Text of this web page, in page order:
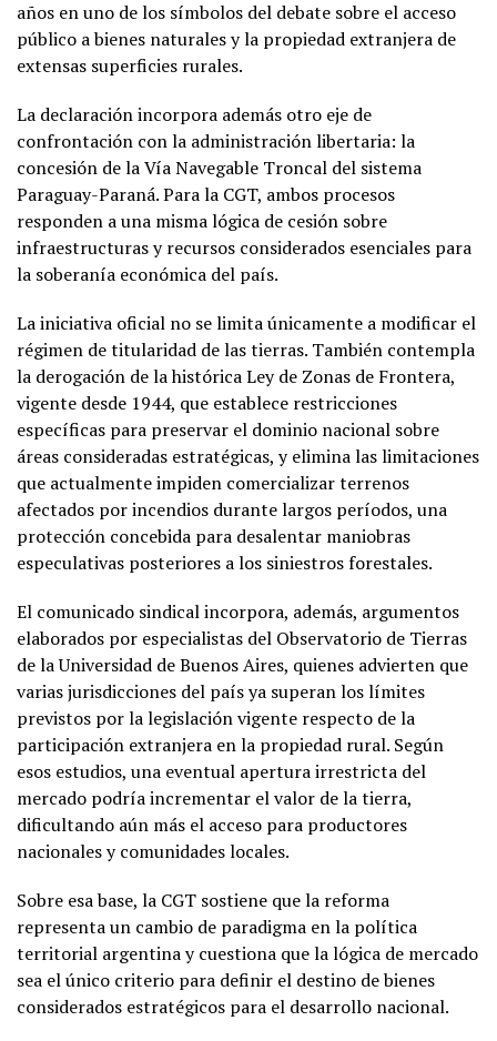
años en uno de los símbolos del debate sobre el acceso
público a bienes naturales y la propiedad extranjera de
extensas superficies rurales.
La declaración incorpora además otro eje de
confrontación con la administración libertaria: la
concesión de la Vía Navegable Troncal del sistema
Paraguay-Paraná. Para la CGT, ambos procesos
responden a una misma lógica de cesión sobre
infraestructuras y recursos considerados esenciales para
la soberanía económica del país.
La iniciativa oficial no se limita únicamente a modificar el
régimen de titularidad de las tierras. También contempla
la derogación de la histórica Ley de Zonas de Frontera,
vigente desde 1944, que establece restricciones
específicas para preservar el dominio nacional sobre
áreas consideradas estratégicas, y elimina las limitaciones
que actualmente impiden comercializar terrenos
afectados por incendios durante largos períodos, una
protección concebida para desalentar maniobras
especulativas posteriores a los siniestros forestales.
El comunicado sindical incorpora, además, argumentos
elaborados por especialistas del Observatorio de Tierras
de la Universidad de Buenos Aires, quienes advierten que
varias jurisdicciones del país ya superan los límites
previstos por la legislación vigente respecto de la
participación extranjera en la propiedad rural. Según
esos estudios, una eventual apertura irrestricta del
mercado podría incrementar el valor de la tierra,
dificultando aún más el acceso para productores
nacionales y comunidades locales.
Sobre esa base, la CGT sostiene que la reforma
representa un cambio de paradigma en la política
territorial argentina y cuestiona que la lógica de mercado
sea el único criterio para definir el destino de bienes
considerados estratégicos para el desarrollo nacional.